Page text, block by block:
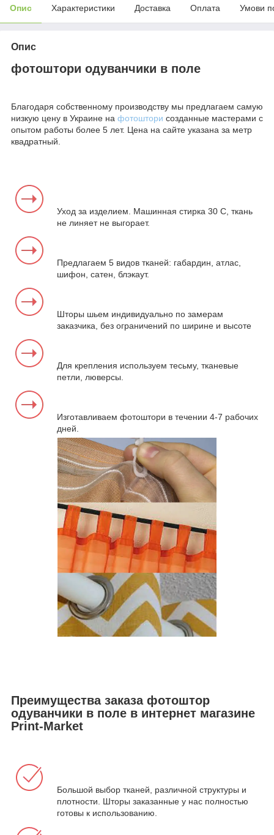
Опис Характеристики Доставка Оплата Умови
Опис
фотоштори одуванчики в поле
Благодаря собственному производству мы предлагаем самую
низкую цену в Украине на фотоштори созданные мастерами с
опытом работы более 5 лет. Цена на сайте указана за метр
квадратный.
Уход за изделием. Машинная стирка 30 С, ткань
не линяет не выгорает.
Предлагаем 5 видов тканей: габардин, атлас,
шифон, сатен, блэкаут.
Шторы шьем индивидуально по замерам
заказчика, без ограничений по ширине и высоте
Для крепления используем тесьму, тканевые
петли, люверсы.
Изготавливаем фотоштори в течении 4-7 рабочих
дней.
Преимущества заказа фотоштор
одуванчики в поле в интернет магазине
Print-Market
Большой выбор тканей, различной структуры и
плотности. Шторы заказанные у нас полностью
готовы к использованию.